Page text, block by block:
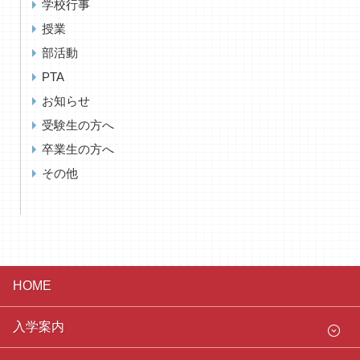
学校行事
授業
部活動
PTA
お知らせ
受験生の方へ
卒業生の方へ
その他
HOME
入学案内